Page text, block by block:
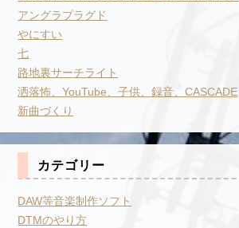
アングラプラグド
やにすい
七
路地裏サーチライト
洒落怖、YouTube、子供、録音、CASCADE
新曲づくり
カテゴリー
DAW等音楽制作ソフト
DTMのやり方